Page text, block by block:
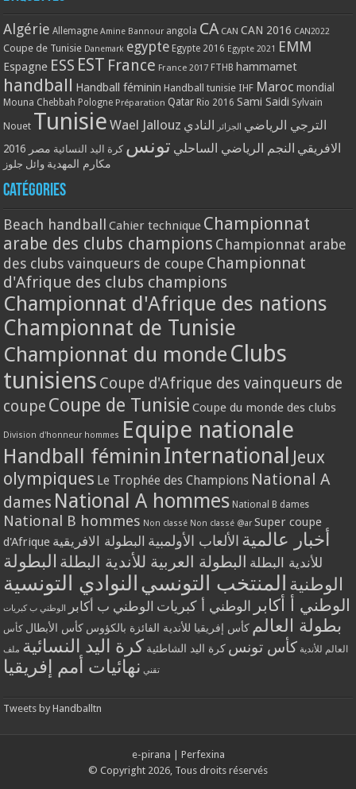
Algérie Allemagne Amine Bannour angola CA CAN CAN 2016 CAN2022
Coupe de Tunisie Danemark egypte Egypte 2016 Egypte 2021 EMM
Espagne ESS EST France France 2017 FTHB hammamet
handball Handball féminin Handball tunisie IHF Maroc mondial
Mouna Chebbah Pologne Préparation Qatar Rio 2016 Sami Saidi Sylvain
Nouet Tunisie Wael Jallouz الترجي الرياضي الجزائر النادي
الافريقي النجم الرياضي الساحلي تونس كرة اليد النسائية مصر 2016
مكارم المهدية وائل جلوز
Catégories
Beach handball Cahier technique Championnat
arabe des clubs champions Championnat arabe
des clubs vainqueurs de coupe Championnat
d'Afrique des clubs champions
Championnat d'Afrique des nations
Championnat de Tunisie
Championnat du monde Clubs
tunisiens Coupe d'Afrique des vainqueurs de
coupe Coupe de Tunisie Coupe du monde des clubs
Division d'honneur hommes Equipe nationale
Handball féminin International Jeux
olympiques Le Trophée des Champions National A
dames National A hommes National B dames
National B hommes Non classé Non classé @ar Super coupe
d'Afrique
أخبار عالمية الألعاب الأولمبية البطولة الافريقية
للأندية البطلة البطولة العربية للأندية البطلة البطولة
الوطنية المنتخب التونسي النوادي التونسية
الوطني أ أكابر الوطني أ كبريات الوطني ب أكابر الوطني ب كبريات
بطولة العالم كأس إفريقيا للأندية الفائزة بالكؤوس كأس الأبطال كأس
العالم للأندية كأس تونس كرة اليد الشاطئية كرة اليد النسائية ملف
تقني نهائيات أمم إفريقيا
Tweets by Handballtn
e-pirana
Perfexina
© Copyright 2026, Tous droits réservés